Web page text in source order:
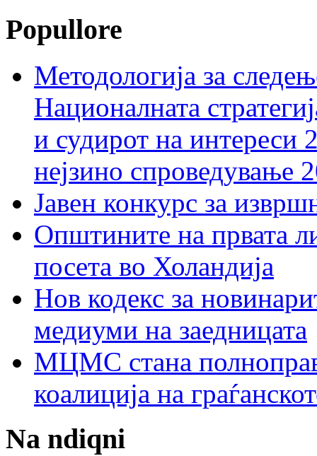
Popullore
Методологија за
Националната
и судирот на интереси
нејзино спроведување
Јавен конкурс за
Општините на првата
посета во Холандија
Нов кодекс за
медиуми на заедницата
МЦМС стана
коалиција на
Na ndiqni